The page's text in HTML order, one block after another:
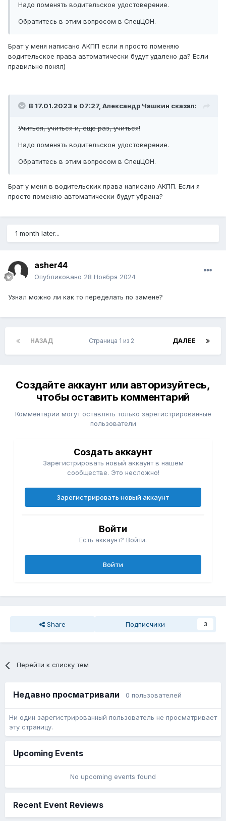
Надо поменять водительское удостоверение.
Обратитесь в этим вопросом в СпецЦОН.
Брат у меня написано АКПП если я просто поменяю
водительское права автоматически будут удалено да? Если
правильно понял)
В 17.01.2023 в 07:27, Александр Чашкин сказал:
Учиться, учиться и, еще раз, учиться!
Надо поменять водительское удостоверение.
Обратитесь в этим вопросом в СпецЦОН.
Брат у меня в водительских права написано АКПП. Если я
просто поменяю автоматически будут убрана?
1 month later...
asher44
Опубликовано 28 Ноября 2024
Узнал можно ли как то переделать по замене?
НАЗАД ДАЛЕЕ
Страница 1 из 2
Создайте аккаунт или авторизуйтесь,
чтобы оставить комментарий
Комментарии могут оставлять только зарегистрированные
пользователи
Создать аккаунт
Зарегистрировать новый аккаунт в нашем
сообществе. Это несложно!
Зарегистрировать новый аккаунт
Войти
Есть аккаунт? Войти.
Войти
Share Подписчики 3
Перейти к списку тем
Недавно просматривали 0 пользователей
Ни один зарегистрированный пользователь не просматривает
эту страницу.
Upcoming Events
No upcoming events found
Recent Event Reviews